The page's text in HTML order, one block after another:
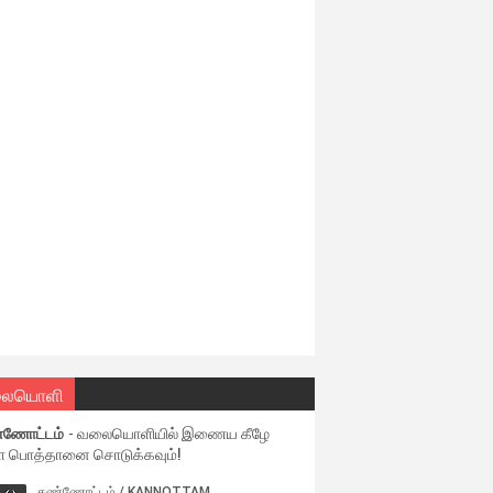
- வலையொளியில் இணைய கீழே
பொத்தானை சொடுக்கவும்!